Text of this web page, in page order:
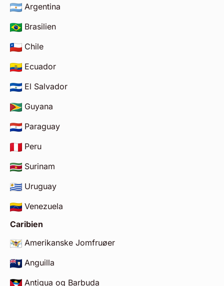
Argentina
Brasilien
Chile
Ecuador
El Salvador
Guyana
Paraguay
Peru
Surinam
Uruguay
Venezuela
Caribien
Amerikanske Jomfruøer
Anguilla
Antigua og Barbuda